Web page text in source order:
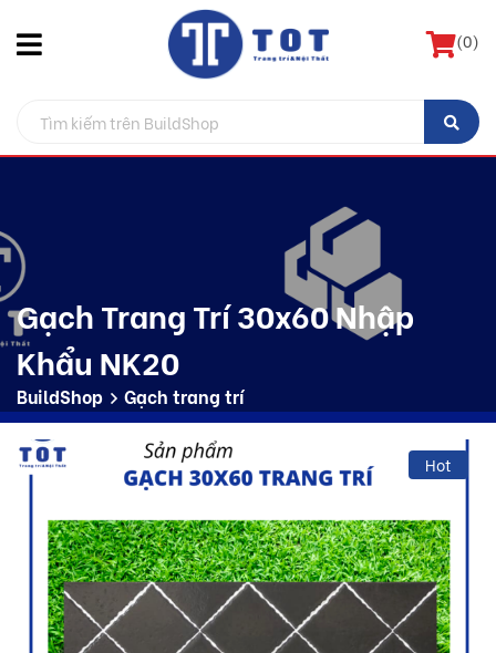
(0)
Gạch Trang Trí 30x60 Nhập
Khẩu NK20
BuildShop Gạch trang trí
Hot